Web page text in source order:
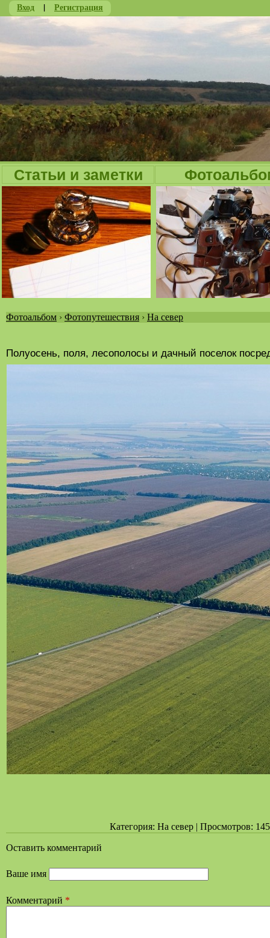
Вход | Регистрация
Статьи и заметки
здесь
Фотоальбом › Фотопутешествия › На север
Полуосень, поля, лесополосы и дачный поселок
Категория: На север | Просмотров:
Оставить комментарий
Ваше имя
Комментарий *